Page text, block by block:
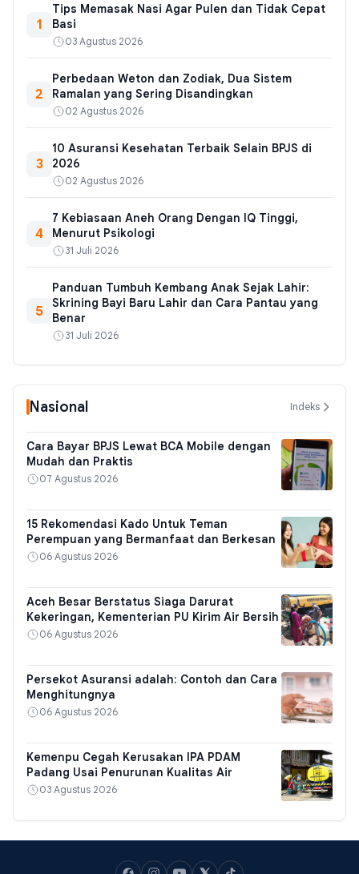
1
Tips Memasak Nasi Agar Pulen dan Tidak Cepat
Basi
03 Agustus 2026
2
Perbedaan Weton dan Zodiak, Dua Sistem
Ramalan yang Sering Disandingkan
02 Agustus 2026
3
10 Asuransi Kesehatan Terbaik Selain BPJS di
2026
02 Agustus 2026
4
7 Kebiasaan Aneh Orang Dengan IQ Tinggi,
Menurut Psikologi
31 Juli 2026
5
Panduan Tumbuh Kembang Anak Sejak Lahir:
Skrining Bayi Baru Lahir dan Cara Pantau yang
Benar
31 Juli 2026
Nasional Indeks
Cara Bayar BPJS Lewat BCA Mobile dengan
Mudah dan Praktis
07 Agustus 2026
15 Rekomendasi Kado Untuk Teman
Perempuan yang Bermanfaat dan Berkesan
06 Agustus 2026
Aceh Besar Berstatus Siaga Darurat
Kekeringan, Kementerian PU Kirim Air Bersih
06 Agustus 2026
Persekot Asuransi adalah: Contoh dan Cara
Menghitungnya
06 Agustus 2026
Kemenpu Cegah Kerusakan IPA PDAM
Padang Usai Penurunan Kualitas Air
03 Agustus 2026